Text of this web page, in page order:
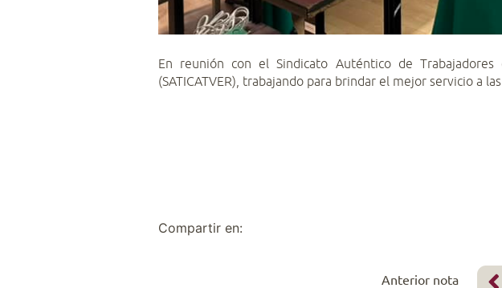
En reunión con el Sindicato Auténtico de
(SATICATVER), trabajando para brindar el mejor servicio a
Compartir en:
Anterior nota